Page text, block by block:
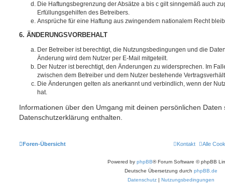
Die Haftungsbegrenzung der Absätze a bis c gilt sinngemäß auch
Erfüllungsgehilfen des Betreibers.
Ansprüche für eine Haftung aus zwingendem nationalem Recht
6. ÄNDERUNGSVORBEHALT
Der Betreiber ist berechtigt, die Nutzungsbedingungen und die
Änderung wird dem Nutzer per E-Mail mitgeteilt.
Der Nutzer ist berechtigt, den Änderungen zu widersprechen. Im
zwischen dem Betreiber und dem Nutzer bestehende
Die Änderungen gelten als anerkannt und verbindlich, wenn der
hat.
Informationen über den Umgang mit deinen persönlichen Daten
Datenschutzerklärung enthalten.
Foren-Übersicht Alle
Kontakt
Powered by phpBB® Forum Software © phpBB
Deutsche Übersetzung durch phpBB.de
Datenschutz | Nutzungsbedingungen